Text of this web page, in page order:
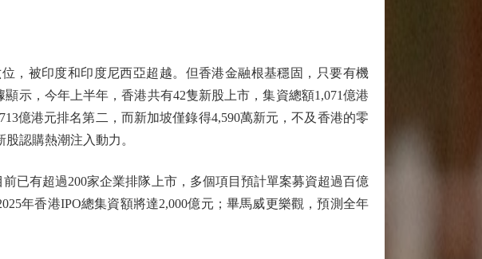
被印度和印度尼西亞超越。但香港金融根基穩固，只要有機
示，今年上半年，香港共有42隻新股上市，集資總額1,071億港
億港元排名第二，而新加坡僅錄得4,590萬新元，不及香港的零
認購熱潮注入動力。
有超過200家企業排隊上市，多個項目預計單案募資超過百億
年香港IPO總集資額將達2,000億元；畢馬威更樂觀，預測全年